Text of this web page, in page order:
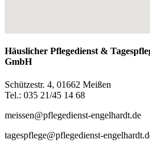
Häuslicher Pflegedienst &
GmbH
Schützestr. 4, 01662 Meißen
Tel.: 035 21/45 14 68
meissen@pflegedienst-engelhardt.de
tagespflege@pflegedienst-